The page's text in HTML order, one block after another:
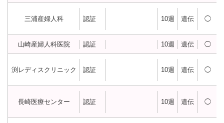
三浦産婦人科 認証 10週 遺伝 ◯
山崎産婦人科医院 認証 10週 遺伝 ◯
渕レディスクリニック 認証 10週 遺伝 ◯
長崎医療センター 認証 10週 遺伝 ◯